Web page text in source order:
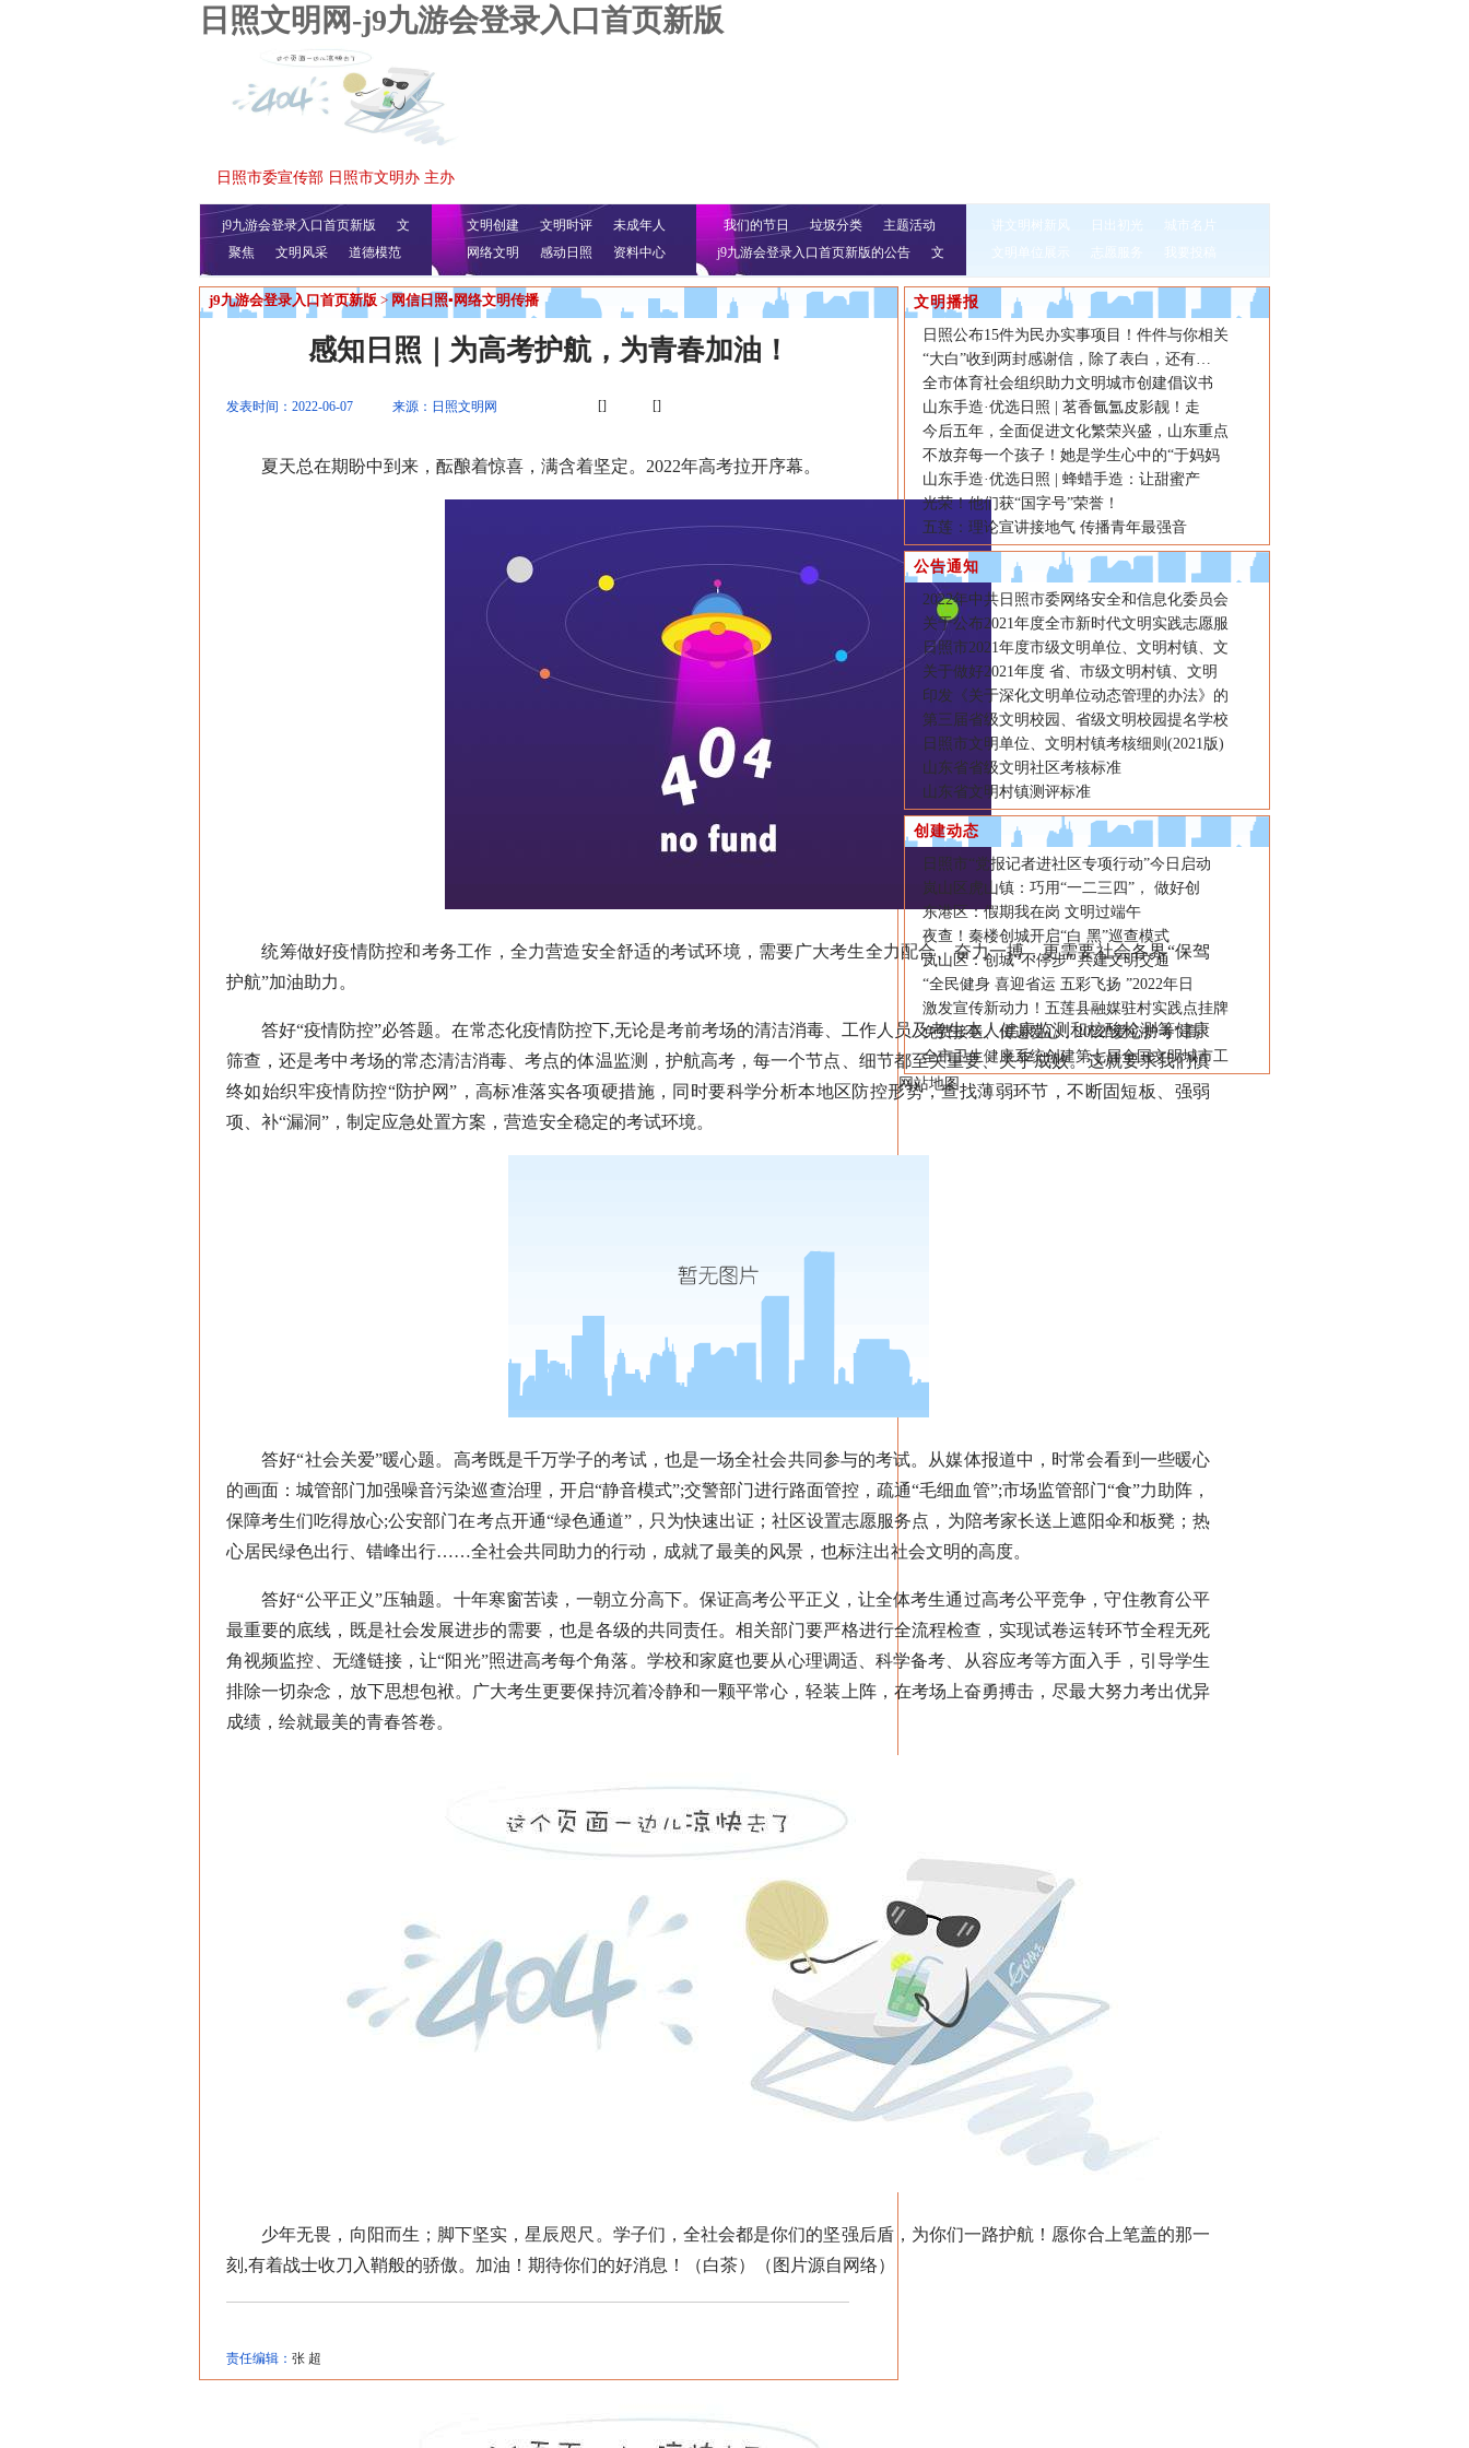
日照文明网-j9九游会登录入口首页新版
日照市委宣传部 日照市文明办 主办
j9九游会登录入口首页新版
文
明播报
公益视频
聚焦 文明风采 道德模范
文明创建 文明时评
未成年人
网络文明
感动日照 资料中心
我们的节日 垃圾分类
主题活动
j9九游会登录入口首页新版的公告
文
明行动
讲文明树新风 日出初光
城市名片
文明单位展示
志愿服务 我要投稿
j9九游会登录入口首页新版 > 网信日照▪网络文明传播
感知日照｜为高考护航，为青春加油！
发表时间：2022-06-07 来源：日照文明网 [] []
夏天总在期盼中到来，酝酿着惊喜，满含着坚定。2022年高考拉开序幕。
统筹做好疫情防控和考务工作，全力营造安全舒适的考试环境，需要广大考生全力配合、奋力一搏，更需要社会各界“保驾
护航”加油助力。
答好“疫情防控”必答题。在常态化疫情防控下,无论是考前考场的清洁消毒、工作人员及考生本人健康监测和核酸检测等健康
筛查，还是考中考场的常态清洁消毒、考点的体温监测，护航高考，每一个节点、细节都至关重要、关乎成败。这就要求我们慎
终如始织牢疫情防控“防护网”，高标准落实各项硬措施，同时要科学分析本地区防控形势，查找薄弱环节，不断固短板、强弱
项、补“漏洞”，制定应急处置方案，营造安全稳定的考试环境。
答好“社会关爱”暖心题。高考既是千万学子的考试，也是一场全社会共同参与的考试。从媒体报道中，时常会看到一些暖心
的画面：城管部门加强噪音污染巡查治理，开启“静音模式”;交警部门进行路面管控，疏通“毛细血管”;市场监管部门“食”力助阵，
保障考生们吃得放心;公安部门在考点开通“绿色通道”，只为快速出证；社区设置志愿服务点，为陪考家长送上遮阳伞和板凳；热
心居民绿色出行、错峰出行……全社会共同助力的行动，成就了最美的风景，也标注出社会文明的高度。
答好“公平正义”压轴题。十年寒窗苦读，一朝立分高下。保证高考公平正义，让全体考生通过高考公平竞争，守住教育公平
最重要的底线，既是社会发展进步的需要，也是各级的共同责任。相关部门要严格进行全流程检查，实现试卷运转环节全程无死
角视频监控、无缝链接，让“阳光”照进高考每个角落。学校和家庭也要从心理调适、科学备考、从容应考等方面入手，引导学生
排除一切杂念，放下思想包袱。广大考生更要保持沉着冷静和一颗平常心，轻装上阵，在考场上奋勇搏击，尽最大努力考出优异
成绩，绘就最美的青春答卷。
少年无畏，向阳而生；脚下坚实，星辰咫尺。学子们，全社会都是你们的坚强后盾，为你们一路护航！愿你合上笔盖的那一
刻,有着战士收刀入鞘般的骄傲。加油！期待你们的好消息！（白茶）（图片源自网络）
责任编辑： 张 超
文明播报
日照公布15件为民办实事项目！件件与你相关
“大白”收到两封感谢信，除了表白，还有…
全市体育社会组织助力文明城市创建倡议书
山东手造·优选日照 | 茗香氤氲皮影靓！走
今后五年，全面促进文化繁荣兴盛，山东重点
不放弃每一个孩子！她是学生心中的“于妈妈
山东手造·优选日照 | 蜂蜡手造：让甜蜜产
光荣！他们获“国字号”荣誉！
五莲：理论宣讲接地气 传播青年最强音
公告通知
2022年中共日照市委网络安全和信息化委员会
关于公布2021年度全市新时代文明实践志愿服
日照市2021年度市级文明单位、文明村镇、文
关于做好2021年度 省、市级文明村镇、文明
印发《关于深化文明单位动态管理的办法》的
第三届省级文明校园、省级文明校园提名学校
日照市文明单位、文明村镇考核细则(2021版)
山东省省级文明社区考核标准
山东省文明村镇测评标准
创建动态
日照市“党报记者进社区专项行动”今日启动
岚山区虎山镇：巧用“一二三四”， 做好创
东港区：假期我在岗 文明过端午
夜查！秦楼创城开启“白 黑”巡查模式
岚山区：创城“不停步” 共建文明交通
“全民健身 喜迎省运 五彩飞扬 ”2022年日
激发宣传新动力！五莲县融媒驻村实践点挂牌
免费接送、传递爱心，2022“爱心护考” 高
全市卫生健康系统创建第七届全国文明城市工
网站地图